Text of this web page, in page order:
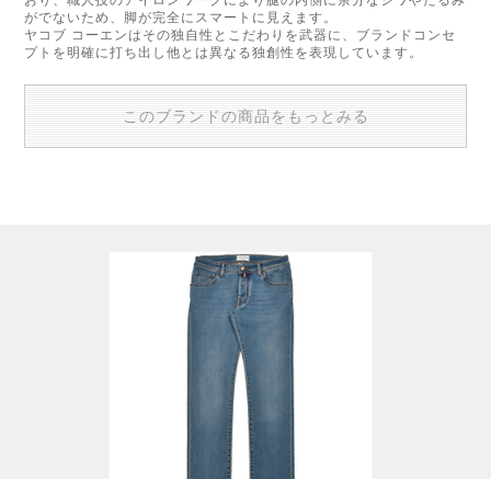
がでないため、脚が完全にスマートに見えます。
ヤコブ コーエンはその独自性とこだわりを武器に、ブランドコンセ
プトを明確に打ち出し他とは異なる独創性を表現しています。
このブランドの商品をもっとみる